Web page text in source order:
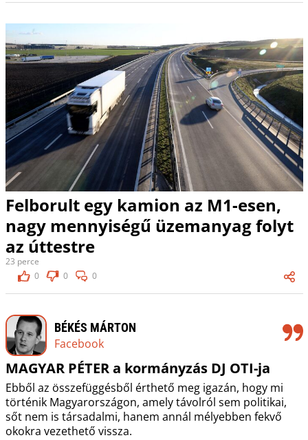
Felborult egy kamion az M1-esen,
nagy mennyiségű üzemanyag folyt
az úttestre
23 perce
0
0 0
BÉKÉS MÁRTON
Facebook
MAGYAR PÉTER a kormányzás DJ OTI-ja
Ebből az összefüggésből érthető meg igazán, hogy mi
történik Magyarországon, amely távolról sem politikai,
sőt nem is társadalmi, hanem annál mélyebben fekvő
okokra vezethető vissza.